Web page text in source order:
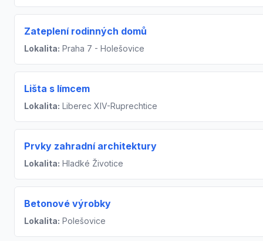
Zateplení rodinných domů
Lokalita: Praha 7 - Holešovice
Lišta s límcem
Lokalita: Liberec XIV-Ruprechtice
Prvky zahradní architektury
Lokalita: Hladké Životice
Betonové výrobky
Lokalita: Polešovice